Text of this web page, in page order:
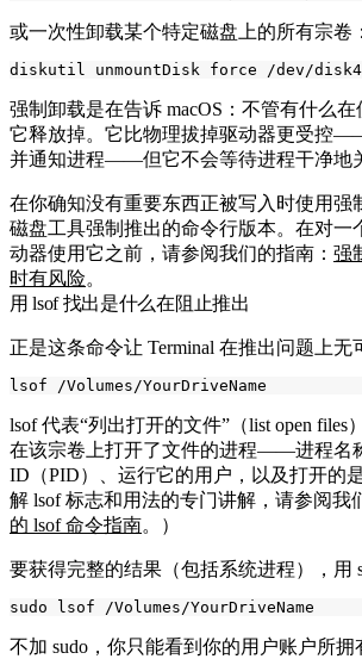
或一次性卸载某个特定磁盘上的所有宗卷：
强制卸载是在告诉 macOS：不管有什么
它释放掉。它比物理拔掉驱动器更受控
并通知进程——但它不会等待进程干净地
在你确知没有重要东西正被写入时使用强
磁盘工具强制推出的命令行版本。在对一
动器使用它之前，请参阅我们的指南： 强
时有风险。
用 lsof 找出是什么在阻止推出
正是这条命令让 Terminal 在推出问题上无
lsof代表“列出打开的文件”（list open files
在该宗卷上打开了文件的进程——进程名
ID（PID）、运行它的用户，以及打开的
解 lsof标志和用法的专门讲解，请参阅我
的 lsof 命令指南。）
要获得完整的结果（包括系统进程），用
不加 sudo ，你只能看到你的用户账户所